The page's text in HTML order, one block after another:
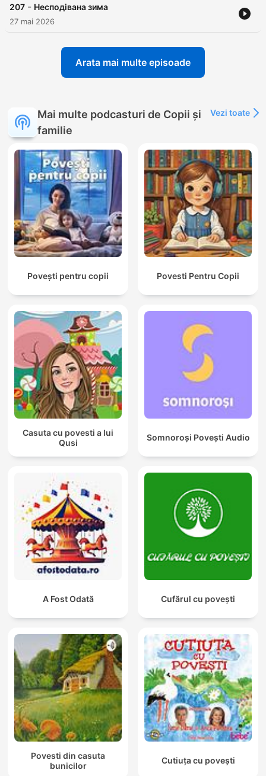
207 - Несподівана зима
27 mai 2026
Arata mai multe episoade
Mai multe podcasturi de Copii și
familie
Vezi toate
Povești pentru copii Povesti Pentru Copii
Casuta cu povesti a lui
Qusi
Somnoroși Povești Audio
A Fost Odată Cufărul cu povești
Povesti din casuta
bunicilor
Cutiuța cu povești